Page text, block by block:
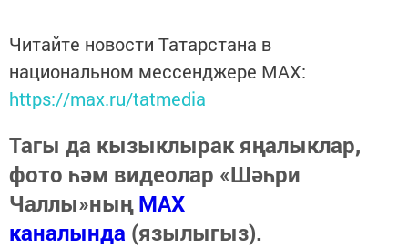
Читайте новости Татарстана в
национальном мессенджере MАХ:
https://max.ru/tatmedia
Тагы да кызыклырак яңалыклар,
фото һәм видеолар «Шәһри
Чаллы»ныңMAX
каналында (язылыгыз).